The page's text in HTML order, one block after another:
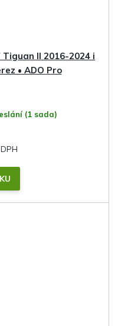
II 2016-2024 i
• ADO Pro
(1 sada)